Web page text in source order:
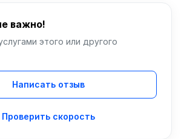
важно!
этого или другого
Написать отзыв
Проверить скорость